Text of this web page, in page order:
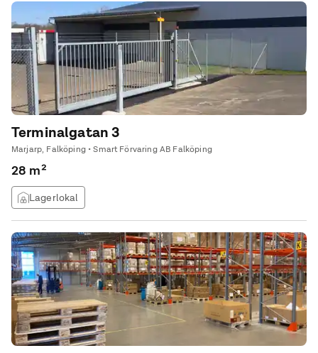
Terminalgatan 3
Marjarp, Falköping • Smart Förvaring AB Falköping
28 m²
Lagerlokal